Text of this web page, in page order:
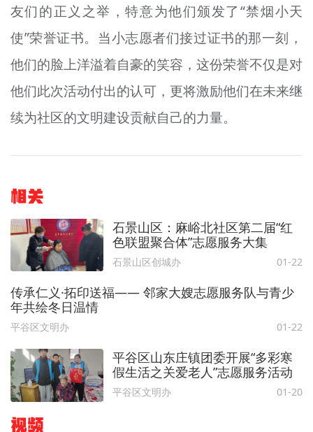
友们的正义之举，特意为他们颁发了“禁烟小天
使”荣誉证书。当小志愿者们接过证书的那一刻，
他们的脸上洋溢着自豪的笑容，这份荣誉不仅是对
他们此次活动付出的认可，更将激励他们在未来继
续为社区的文明建设贡献自己的力量。
相关
石景山区：麻峪北社区第二届“红
色联盟聚合体”志愿服务大集
石景山区创城办 01-22
传承仁义·拓印送福—— 邻家大嫂志愿服务队与青少
年共绘冬日温情
平谷区文明办 01-22
平谷区山东庄镇团委开展“多彩寒
假生活之关爱老人”志愿服务活动
平谷区文明办 01-20
视频